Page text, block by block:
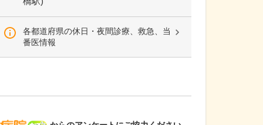
各都道府県の休日・夜間診療、救急、当
番医情報